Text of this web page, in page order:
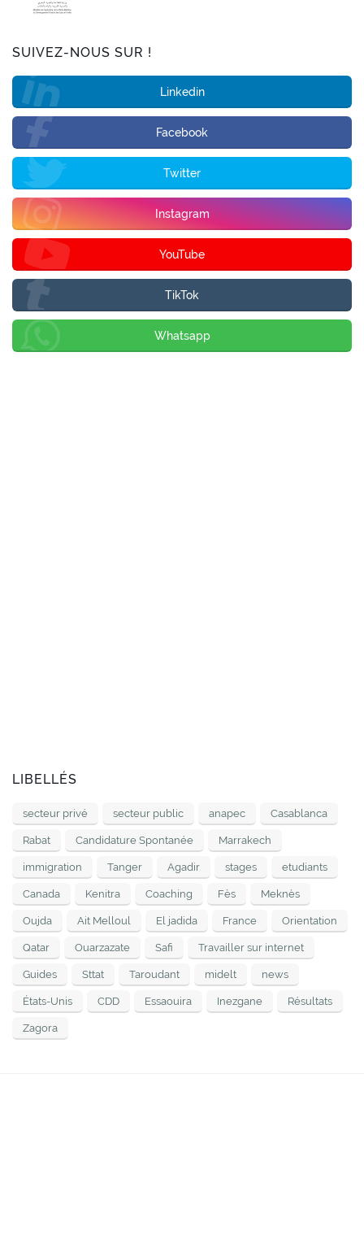
SUIVEZ-NOUS SUR !
Linkedin
Facebook
Twitter
Instagram
YouTube
TikTok
Whatsapp
LIBELLÉS
secteur privé secteur public anapec Casablanca
Rabat Candidature Spontanée Marrakech
immigration Tanger Agadir stages etudiants
Canada Kenitra Coaching Fès Meknès
Oujda Ait Melloul El jadida France Orientation
Qatar Ouarzazate Safi Travailler sur internet
Guides Sttat Taroudant midelt news
États-Unis CDD Essaouira Inezgane Résultats
Zagora